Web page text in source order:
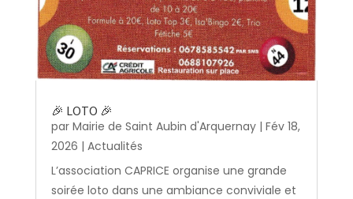
🎉 LOTO 🎉
par Mairie de Saint Aubin d'Arquernay| Fév 18,
2026 | Actualités
L’association CAPRICE organise une grande
soirée loto dans une ambiance conviviale et